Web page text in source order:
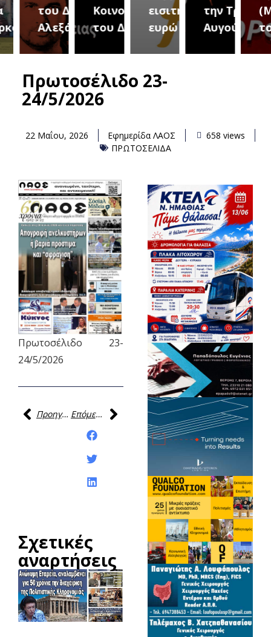
του Δήμου
Αλεξάνδρειας
Κοινοτήτων
του Δήμου
εισιτήριο 2
ευρώ
την Τρίτη 18
Αυγούστουτου
Πρωτοσέλιδο 23-
24/5/2026
22 Μαΐου, 2026 Εφημερίδα ΛΑΟΣ
658 views
ΠΡΩΤΟΣΕΛΙΔΑ
Πρωτοσέλιδο 23-
24/5/2026
Προηγούμενη
Επόμενη
Σχετικές
αναρτήσεις